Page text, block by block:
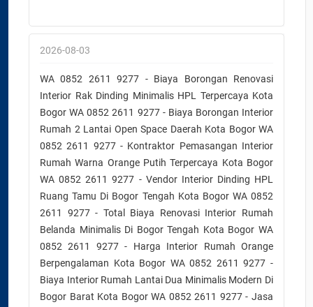
2026-08-03
WA 0852 2611 9277 - Biaya Borongan Renovasi
Interior Rak Dinding Minimalis HPL Terpercaya Kota
Bogor WA 0852 2611 9277 - Biaya Borongan Interior
Rumah 2 Lantai Open Space Daerah Kota Bogor WA
0852 2611 9277 - Kontraktor Pemasangan Interior
Rumah Warna Orange Putih Terpercaya Kota Bogor
WA 0852 2611 9277 - Vendor Interior Dinding HPL
Ruang Tamu Di Bogor Tengah Kota Bogor WA 0852
2611 9277 - Total Biaya Renovasi Interior Rumah
Belanda Minimalis Di Bogor Tengah Kota Bogor WA
0852 2611 9277 - Harga Interior Rumah Orange
Berpengalaman Kota Bogor WA 0852 2611 9277 -
Biaya Interior Rumah Lantai Dua Minimalis Modern Di
Bogor Barat Kota Bogor WA 0852 2611 9277 - Jasa